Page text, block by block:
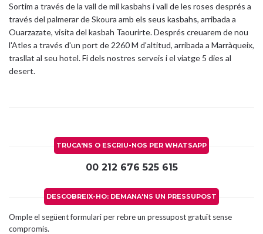
Sortim a través de la vall de mil kasbahs i vall de les roses després a
través del palmerar de Skoura amb els seus kasbahs, arribada a
Ouarzazate, visita del kasbah Taourirte. Després creuarem de nou
l'Atles a través d'un port de 2260 M d'altitud, arribada a Marràqueix,
trasllat al seu hotel. Fi dels nostres serveis i el viatge 5 dies al
desert.
TRUCA'NS O ESCRIU-NOS PER WHATSAPP
00 212 676 525 615
DESCOBREIX-HO: DEMANA'NS UN PRESSUPOST
Omple el següent formulari per rebre un pressupost gratuït sense
compromís.